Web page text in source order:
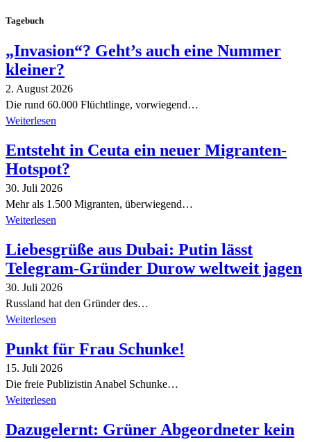
Tagebuch
„Invasion“? Geht’s auch eine Nummer
kleiner?
2. August 2026
Die rund 60.000 Flüchtlinge, vorwiegend…
Weiterlesen
Entsteht in Ceuta ein neuer Migranten-
Hotspot?
30. Juli 2026
Mehr als 1.500 Migranten, überwiegend…
Weiterlesen
Liebesgrüße aus Dubai: Putin lässt
Telegram-Gründer Durow weltweit jagen
30. Juli 2026
Russland hat den Gründer des…
Weiterlesen
Punkt für Frau Schunke!
15. Juli 2026
Die freie Publizistin Anabel Schunke…
Weiterlesen
Dazugelernt: Grüner Abgeordneter kein